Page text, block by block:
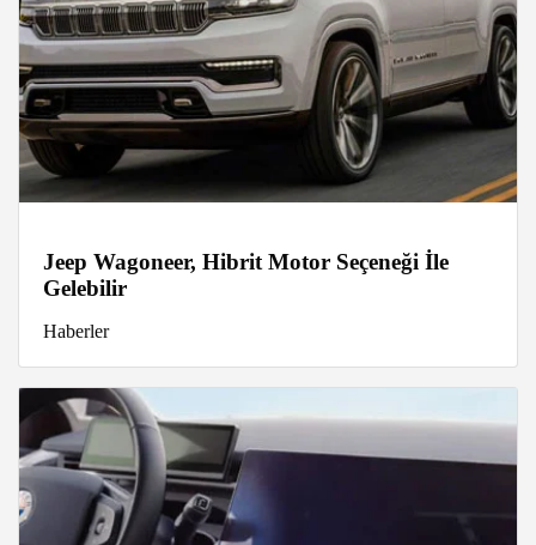
Jeep Wagoneer, Hibrit Motor Seçeneği İle
Gelebilir
Haberler